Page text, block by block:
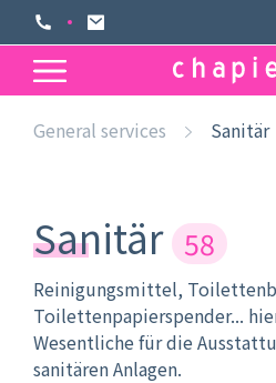
General services Sanitär
Sanitär 58
Reinigungsmittel,
Toilettenpapierspender...
Wesentliche für die
sanitären Anlagen.